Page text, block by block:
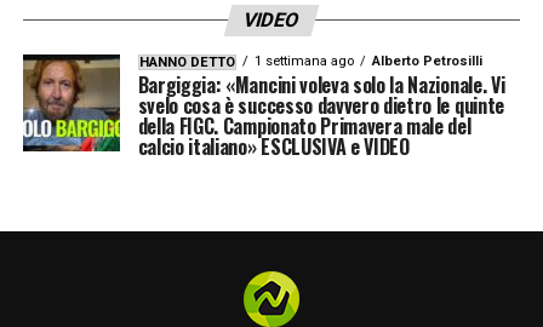
VIDEO
HANNO DETTO 1 settimana ago Alberto Petrosilli
Bargiggia: «Mancini voleva solo la Nazionale. Vi
svelo cosa è successo davvero dietro le quinte
della FIGC. Campionato Primavera male del
calcio italiano» ESCLUSIVA e VIDEO